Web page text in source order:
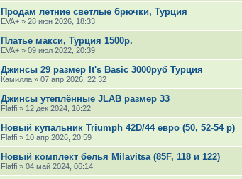
Продам летние светлые брючки, Турция
EVA+ » 28 июн 2026, 18:33
Платье макси, Турция 1500р.
EVA+ » 09 июл 2022, 20:39
Джинсы 29 размер It's Basic 3000руб Турция
Камилла » 07 апр 2026, 22:32
Джинсы утеплённые JLAB размер 33
Flaffi » 12 дек 2024, 10:22
Новый купальник Triumph 42D/44 евро (50, 52-54 р)
Flaffi » 10 апр 2026, 20:59
Новый комплект белья Milavitsa (85F, 118 и 122)
Flaffi » 04 май 2024, 06:14